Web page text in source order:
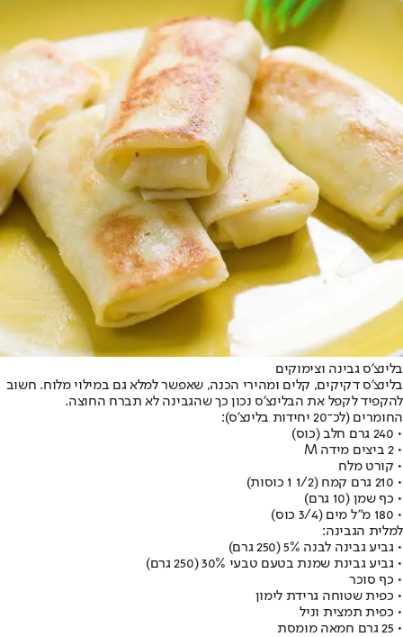
בלינצ'ס גבינה וצימוקים
בלינצ'ס דקיקים, קלים ומהירי הכנה, שאפשר למלא גם במילוי מלוח. חשוב
להקפיד לקפל את הבלינצ'ס נכון כך שהגבינה לא תברח החוצה.
החומרים (לכ־20 יחידות בלינצ'ס):
• 240 גרם חלב (כוס)
• 2 ביצים מידה M
• קורט מלח
• 210 גרם קמח (1/2 1 כוסות)
• כף שמן (10 גרם)
• 180 מ"ל מים (3/4 כוס)
למלית הגבינה:
• גביע גבינה לבנה 5% (250 גרם)
• גביע גבינת שמנת בטעם טבעי 30% (250 גרם)
• כף סוכר
• כפית שטוחה גרידת לימון
• כפית תמצית וניל
• 25 גרם חמאה מומסת